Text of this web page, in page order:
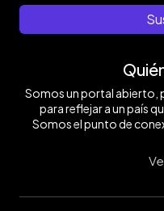
Somos un portal abierto,
para reflejar a un país
Somos el punto de